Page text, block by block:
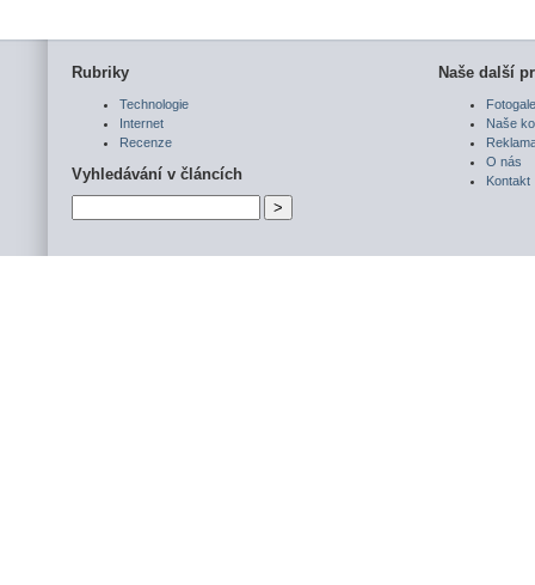
Rubriky
Technologie
Internet
Recenze
Vyhledávání v článcích
Naše další
Naše
O nás
Kontakt